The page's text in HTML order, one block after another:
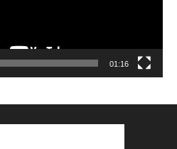
01:16